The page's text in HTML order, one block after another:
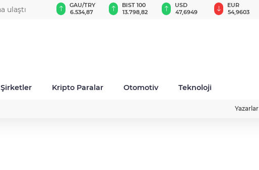
atama6.534,87
BIST 100
13.798,82
USD
47,6949
EUR
54,9603
GBP
64,1957
Şirketler Kripto Paralar Otomotiv Teknoloji
Yazarlar